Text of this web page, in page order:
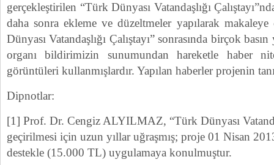
gerçekleştirilen “Türk Dünyası Vatandaşlığı
daha sonra ekleme ve düzeltmeler yapılarak
Dünyası Vatandaşlığı Çalıştayı” sonrasında birçok
organı bildirimizin sunumundan hareketle haber
görüntüleri kullanmışlardır. Yapılan haberler projenin
Dipnotlar:
[1] Prof. Dr. Cengiz ALYILMAZ, “Türk Dünyası
geçirilmesi için uzun yıllar uğraşmış; proje 01 Nisan
destekle (15.000 TL) uygulamaya konulmuştur.